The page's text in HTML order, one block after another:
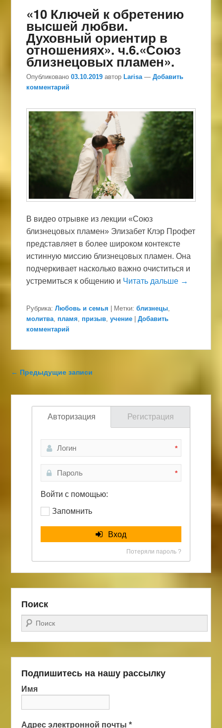
«10 Ключей к обретению
высшей любви.
Духовный ориентир в
отношениях». ч.6.«Союз
близнецовых пламен».
Опубликовано03.10.2019 автор Larisa —Добавить
комментарий
В видео отрывке из лекции «Союз
близнецовых пламен» Элизабет Клэр Профет
представляет в более широком контексте
истинную миссию близнецовых пламен. Она
подчеркивает насколько важно очиститься и
устремиться к общению и Читать дальше →
Рубрика: Любовь и семья Метки: близнецы,
молитва, пламя, призыв,учение |Добавить
комментарий
Навигация по записям
← Предыдущие записи
Авторизация Регистрация
*
*
Войти с помощью:
Запомнить
Вход
Потеряли пароль ?
Поиск
Поиск
Подпишитесь на нашу рассылку
Имя
Адрес электронной почты*